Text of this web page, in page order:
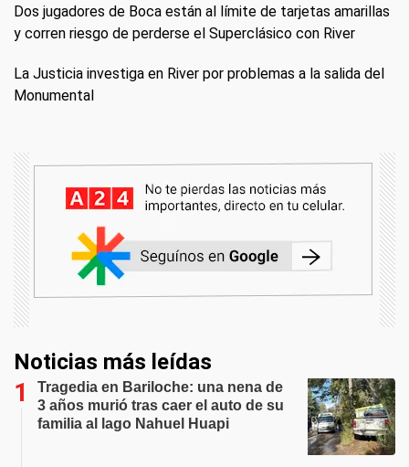
Dos jugadores de Boca están al límite de tarjetas amarillas
y corren riesgo de perderse el Superclásico con River
La Justicia investiga en River por problemas a la salida del
Monumental
Noticias más leídas
Tragedia en Bariloche: una nena de
3 años murió tras caer el auto de su
familia al lago Nahuel Huapi